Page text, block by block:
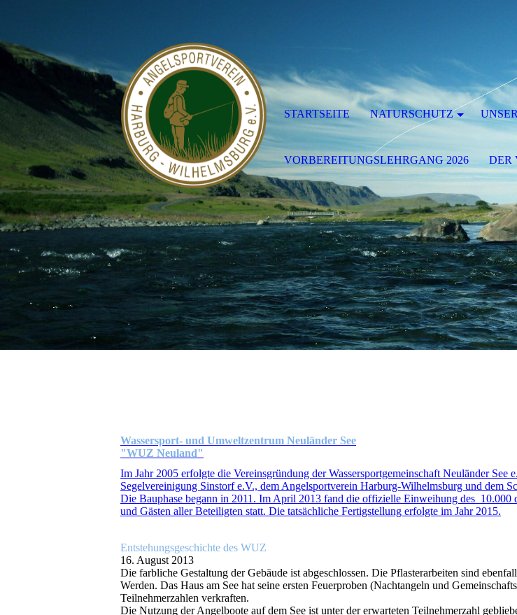
Wassersport- und Umweltzentrum Neuländer See
"WUZ Neuland"
Im Jahr 2005 erfolgte die Vereinsgründung der Wassersportgemeinschaft Neuländer
Segelvereinigung Sinstorf e.V., dem Angelsportverein Harburg-Wilhelmsburg und dem
Die Bauphase begann in 2011. Im April 2013 fand die offizielle Einweihung des 10.000
und Gästen aller Beteiligten statt. Die tatsächliche Fertigstellung erfolgte im Jahr 2015.
Entstehungsgeschichte des WUZ
16. August 2013
Die farbliche Gestaltung der Gebäude ist abgeschlossen. Die Pflasterarbeiten sind
Werden. Das Haus am See hat seine ersten Feuerproben (Nachtangeln und
Teilnehmerzahlen verkraften.
Die Nutzung der Angelboote auf dem See ist unter der erwarteten Teilnehmerzahl
STARTSEITE NATURSCHUTZ
VORBEREITUNGSLEHRGANG 2026 DER